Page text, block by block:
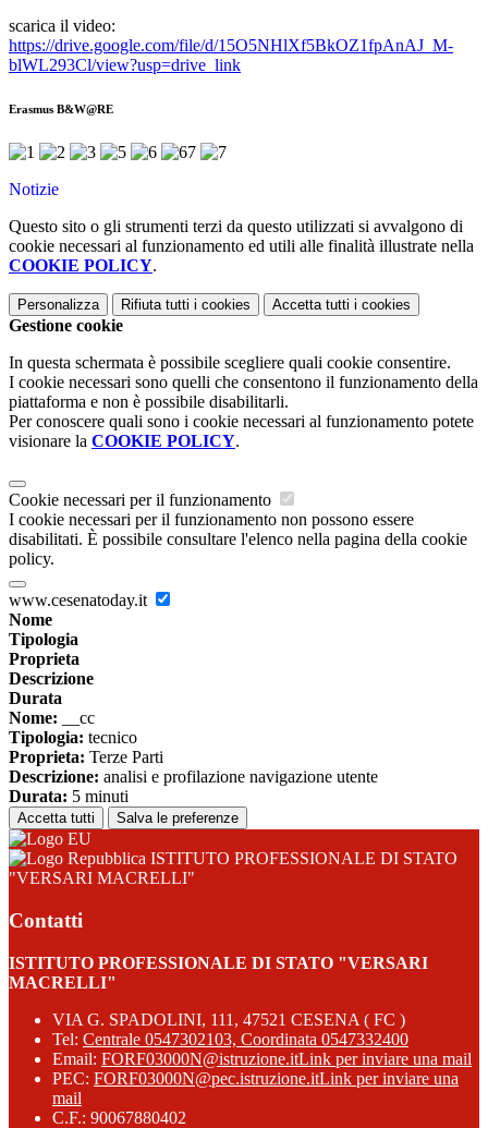
scarica il video:
https://drive.google.com/file/d/15O5NHlXf5BkOZ1fpAnAJ_M-
blWL293Cl/view?usp=drive_link
Erasmus B&W@RE
Notizie
Questo sito o gli strumenti terzi da questo utilizzati si avvalgono di
cookie necessari al funzionamento ed utili alle finalità illustrate nella
COOKIE POLICY.
Personalizza Rifiuta tutti i cookies Accetta tutti i cookies
Gestione cookie
In questa schermata è possibile scegliere quali cookie consentire.
I cookie necessari sono quelli che consentono il funzionamento della
piattaforma e non è possibile disabilitarli.
Per conoscere quali sono i cookie necessari al funzionamento potete
visionare la COOKIE POLICY.
Cookie necessari per il funzionamento
I cookie necessari per il funzionamento non possono essere
disabilitati. È possibile consultare l'elenco nella pagina della cookie
policy.
www.cesenatoday.it
Nome
Tipologia
Proprieta
Descrizione
Durata
Nome: __cc
Tipologia: tecnico
Proprieta: Terze Parti
Descrizione: analisi e profilazione navigazione utente
Durata: 5 minuti
Accetta tutti Salva le preferenze
ISTITUTO PROFESSIONALE DI STATO
"VERSARI MACRELLI"
Contatti
ISTITUTO PROFESSIONALE DI STATO "VERSARI
MACRELLI"
VIA G. SPADOLINI, 111, 47521 CESENA ( FC )
Tel: Centrale 0547302103, Coordinata 0547332400
Email: FORF03000N@istruzione.itLink per inviare una mail
PEC: FORF03000N@pec.istruzione.itLink per inviare una
mail
C.F.: 90067880402